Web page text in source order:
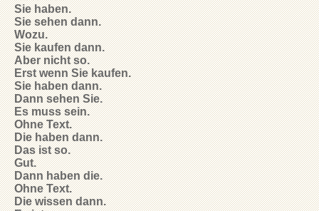
Sie haben.
Sie sehen dann.
Wozu.
Sie kaufen dann.
Aber nicht so.
Erst wenn Sie kaufen.
Sie haben dann.
Dann sehen Sie.
Es muss sein.
Ohne Text.
Die haben dann.
Das ist so.
Gut.
Dann haben die.
Ohne Text.
Die wissen dann.